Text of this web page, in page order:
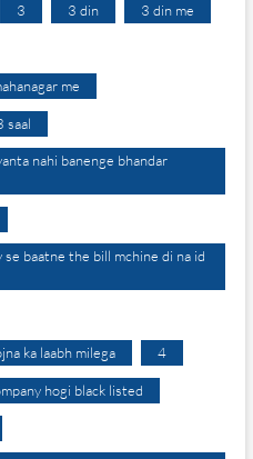
3 3 din 3 din me
me
saal
nahi banenge bhandar
baatne the bill mchine di na id
ka laabh milega 4
hogi black listed